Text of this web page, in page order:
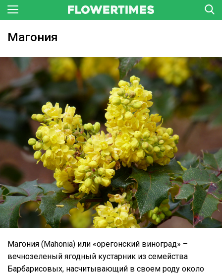
Магония
Магония (Mahonia) или «орегонский виноград» –
вечнозеленый ягодный кустарник из семейства
Барбарисовых, насчитывающий в своем роду около